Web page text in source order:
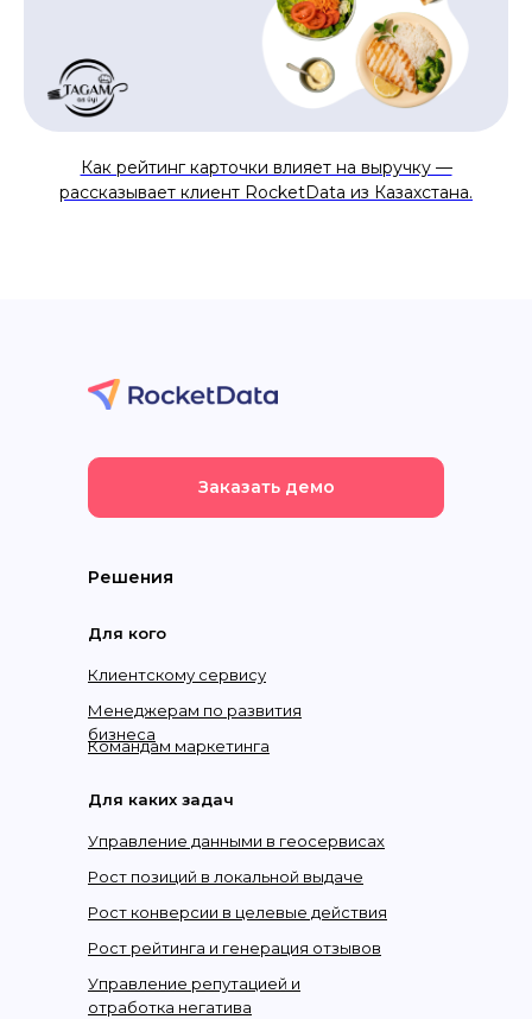
Как рейтинг карточки влияет на выручку —
рассказывает клиент RocketData из Казахстана.
Для кого
Клиентскому сервису
Командам маркетинга
Менеджерам по развития
бизнеса
Решения
Для каких задач
Управление данными в геосервисах
Управление репутацией и
отработка негатива
Рост позиций в локальной выдаче
Рост конверсии в целевые действия
Рост рейтинга и генерация отзывов
Заказать демо